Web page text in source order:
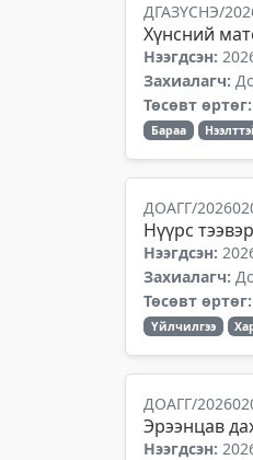
ДГАЗҮСНЭ/
Хүнсний
Нээгдсэн:
Захиалагч:
Төсөвт өртөг:
Бараа
ДОАГГ/
Нүүрс
Нээгдсэн:
Захиалагч:
Төсөвт өртөг:
Үйлчилгээ
ДОАГГ/
Эрээнцав
Нээгдсэн: